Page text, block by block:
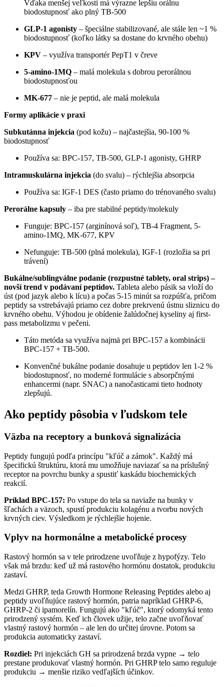
Vďaka menšej veľkosti má výrazne lepšiu orálnu
biodostupnosť ako plný TB-500
GLP-1 agonisty – špeciálne stabilizované, ale stále len ~1 %
biodostupnosť (koľko látky sa dostane do krvného obehu)
KPV – využíva transportér PepT1 v čreve
5-amino-1MQ – malá molekula s dobrou perorálnou
biodostupnosťou
MK-677 – nie je peptid, ale malá molekula
Formy aplikácie v praxi
Subkutánna injekcia (pod kožu) – najčastejšia, 90-100 %
biodostupnosť
Používa sa: BPC-157, TB-500, GLP-1 agonisty, GHRP
Intramuskulárna injekcia (do svalu) – rýchlejšia absorpcia
Používa sa: IGF-1 DES (často priamo do trénovaného svalu)
Perorálne kapsuly – iba pre stabilné peptidy/molekuly
Funguje: BPC-157 (arginínová soľ), TB-4 Fragment, 5-
amino-1MQ, MK-677, KPV
Nefunguje: TB-500 (plná molekula), IGF-1 (rozložia sa pri
trávení)
Bukálne/sublingválne podanie (rozpustné tablety, oral strips) –
novší trend v podávaní peptidov. Tableta alebo pásik sa vloží do
úst (pod jazyk alebo k lícu) a počas 5-15 minút sa rozpúšťa, pričom
peptidy sa vstrebávajú priamo cez dobre prekrvenú ústnu sliznicu do
krvného obehu. Výhodou je obídenie žalúdočnej kyseliny aj first-
pass metabolizmu v pečeni.
Táto metóda sa využíva najmä pri BPC-157 a kombinácii
BPC-157 + TB-500.
Konvenčné bukálne podanie dosahuje u peptidov len 1-2 %
biodostupnosť, no moderné formulácie s absorpčnými
enhancermi (napr. SNAC) a nanočasticami tieto hodnoty
zlepšujú.
Ako peptidy pôsobia v ľudskom tele
Väzba na receptory a bunková signalizácia
Peptidy fungujú podľa princípu "kľúč a zámok". Každý má
špecifickú štruktúru, ktorá mu umožňuje naviazať sa na príslušný
receptor na povrchu bunky a spustiť kaskádu biochemických
reakcií.
Príklad BPC-157: Po vstupe do tela sa naviaže na bunky v
šľachách a väzoch, spustí produkciu kolagénu a tvorbu nových
krvných ciev. Výsledkom je rýchlejšie hojenie.
Vplyv na hormonálne a metabolické procesy
Rastový hormón sa v tele prirodzene uvoľňuje z hypofýzy. Telo
však má brzdu: keď už má rastového hormónu dostatok, produkciu
zastaví.
Medzi GHRP, teda Growth Hormone Releasing Peptides alebo aj
peptidy uvoľňujúce rastový hormón, patria napríklad GHRP-6,
GHRP-2 či ipamorelín. Fungujú ako "kľúč", ktorý odomyká tento
prirodzený systém. Keď ich človek užije, telo začne uvoľňovať
vlastný rastový hormón – ale len do určitej úrovne. Potom sa
produkcia automaticky zastaví.
Rozdiel: Pri injekciách GH sa prirodzená brzda vypne → telo
prestane produkovať vlastný hormón. Pri GHRP telo samo reguluje
produkciu → menšie riziko vedľajších účinkov.